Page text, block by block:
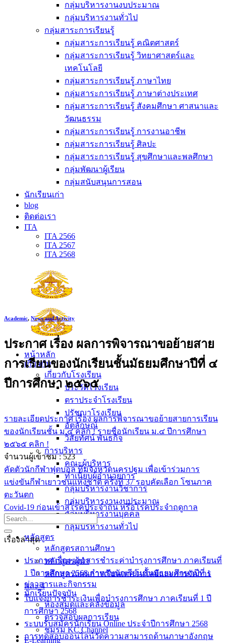
กลุ่มบริหารงานงบประมาณ
กลุ่มบริหารงานทั่วไป
กลุ่มสาระการเรียนรู้
กลุ่มสาระการเรียนรู้ คณิตศาสตร์
กลุ่มสาระการเรียนรู้ วิทยาศาสตร์และ
เทคโนโลยี
กลุ่มสาระการเรียนรู้ ภาษาไทย
กลุ่มสาระการเรียนรู้ ภาษาต่างประเทศ
กลุ่มสาระการเรียนรู้ สังคมศึกษา ศาสนาและ
วัฒนธรรม
กลุ่มสาระการเรียนรู้ การงานอาชีพ
กลุ่มสาระการเรียนรู้ ศิลปะ
กลุ่มสาระการเรียนรู้ สุขศึกษาและพลศึกษา
กลุ่มพัฒนาผู้เรียน
กลุ่มสนับสนุนการสอน
นักเรียนเก่า
blog
ติดต่อเรา
ITA
ITA 2566
ITA 2567
ITA 2568
หน้าหลัก
เกี่ยวกับ
เกี่ยวกับโรงเรียน
ประวัติโรงเรียน
ตราประจำโรงเรียน
ปรัชญาโรงเรียน
อัตลักษณ์
วิสัยทัศน์ พันธกิจ
การบริหาร
คณะผู้บริหาร
ทำเนียบผู้อำนวยการ
กลุ่มบริหารงานวิชาการ
กลุ่มบริหารงานงบประมาณ
กลุ่มบริหารงานบุคคล
กลุ่มบริหารงานทั่วไป
หลักสูตร
หลักสูตรสถานศึกษา
หลักสูตรผู้นำ
หลักสูตรแผนการเรียนเทคโนโลยีและการจัดการ
ข่าวสารและกิจกรรม
นักเรียนปัจจุบัน
ห้องสมุดและคลังข้อมูล
ตรวจสอบผลการเรียน
ชมรม KC Channel
E-Learning
Academic, News and Activity
ประกาศ เรื่อง ผลการพิจารณาขอย้ายสาย
การเรียนของนักเรียนชั้นมัธยมศึกษาปีที่ ๔
ปีการศึกษา ๒๕๖๕
รายละเอียดประกาศ เรื่อง ผลการพิจารณาขอย้ายสายการเรียน
ของนักเรียนชั้น ม.๔ คลิก ! รายชื่อนักเรียน ม.๔ ปีการศึกษา
๒๕๖๕ คลิก !
จำนวนผู้เข้าชม :523
คัดตัวนักกีฬาฟุตบอล ทีมจังหวัดนครปฐม เพื่อเข้าร่วมการ
แข่งขันกีฬาเยาวชนแห่งชาติ ครั้งที่ 37 รอบคัดเลือก โซนภาค
ตะวันตก
Covid-19 ก่อนเข้าสู่โรคประจำถิ่น หรือโรคประจำฤดูกาล
เรื่องล่าสุด
ประกาศ เรื่อง เอกสารชำระค่าบำรุงการศึกษา ภาคเรียนที่
1 ปีการศึกษา 2568 สำหรับนักเรียนชั้นมัธยมศึกษาปีที่ 1
และ 4
ใบแจ้งการชำระเงินเพื่อบำรุงการศึกษา ภาคเรียนที่ 1 ปี
การศึกษา 2568
ระบบรับสมัครนักเรียน Online ประจำปีการศึกษา 2568
การทดสอบออนไลน์วัดความสามารถด้านภาษาอังกฤษ